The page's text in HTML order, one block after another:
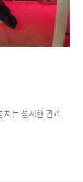
는 섬세한 관리